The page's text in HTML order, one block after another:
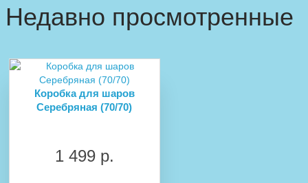
Недавно просмотренные
Коробка для шаров
Серебряная (70/70)
1 499 р.